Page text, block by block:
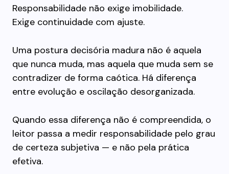
Responsabilidade não exige imobilidade.
Exige continuidade com ajuste.
Uma postura decisória madura não é aquela
que nunca muda, mas aquela que muda sem se
contradizer de forma caótica. Há diferença
entre evolução e oscilação desorganizada.
Quando essa diferença não é compreendida, o
leitor passa a medir responsabilidade pelo grau
de certeza subjetiva — e não pela prática
efetiva.